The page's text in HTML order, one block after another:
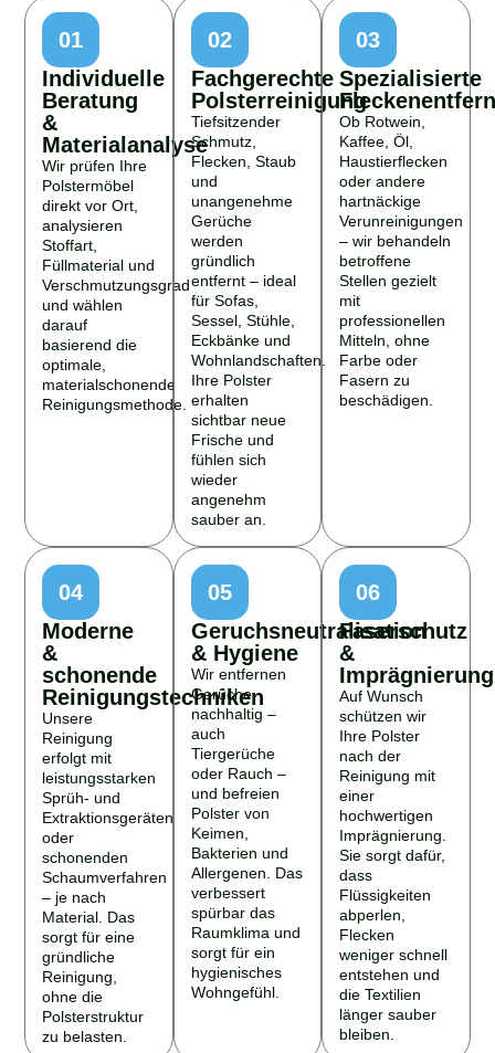
01
Individuelle
Beratung
&
Materialanalyse
Wir prüfen Ihre
Polstermöbel
direkt vor Ort,
analysieren
Stoffart,
Füllmaterial und
Verschmutzungsgrad
und wählen
darauf
basierend die
optimale,
materialschonende
Reinigungsmethode.
02
Fachgerechte
Polsterreinigung
Tiefsitzender
Schmutz,
Flecken, Staub
und
unangenehme
Gerüche
werden
gründlich
entfernt – ideal
für Sofas,
Sessel, Stühle,
Eckbänke und
Wohnlandschaften.
Ihre Polster
erhalten
sichtbar neue
Frische und
fühlen sich
wieder
angenehm
sauber an.
03
Spezialisierte
Ob Rotwein,
Kaffee, Öl,
Haustierflecken
oder andere
hartnäckige
Verunreinigungen
– wir behandeln
betroffene
Stellen gezielt
mit
professionellen
Mitteln, ohne
Farbe oder
Fasern zu
beschädigen.
04
Moderne
&
schonende
Reinigungstechniken
Unsere
Reinigung
erfolgt mit
leistungsstarken
Sprüh- und
Extraktionsgeräten
oder
schonenden
Schaumverfahren
– je nach
Material. Das
sorgt für eine
gründliche
Reinigung,
ohne die
Polsterstruktur
zu belasten.
05
Geruchsneutralisation
& Hygiene
Wir entfernen
Gerüche
nachhaltig –
auch
Tiergerüche
oder Rauch –
und befreien
Polster von
Keimen,
Bakterien und
Allergenen. Das
verbessert
spürbar das
Raumklima und
sorgt für ein
hygienisches
Wohngefühl.
06
Faserschutz
&
Imprägnierung
Auf Wunsch
schützen wir
Ihre Polster
nach der
Reinigung mit
einer
hochwertigen
Imprägnierung.
Sie sorgt dafür,
dass
Flüssigkeiten
abperlen,
Flecken
weniger schnell
entstehen und
die Textilien
länger sauber
bleiben.